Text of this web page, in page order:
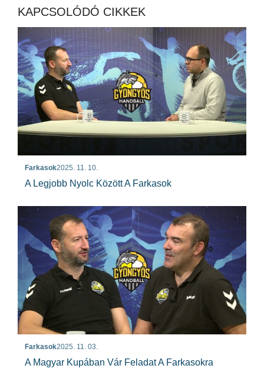
KAPCSOLÓDÓ CIKKEK
Farkasok2025. 11. 10.
A Legjobb Nyolc Között A Farkasok
Farkasok2025. 11. 03.
A Magyar Kupában Vár Feladat A Farkasokra